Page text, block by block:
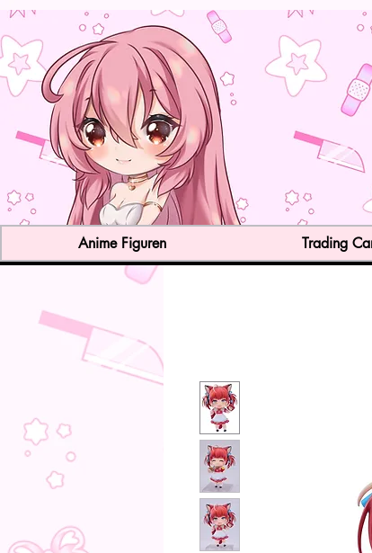
Anime Figuren Trading